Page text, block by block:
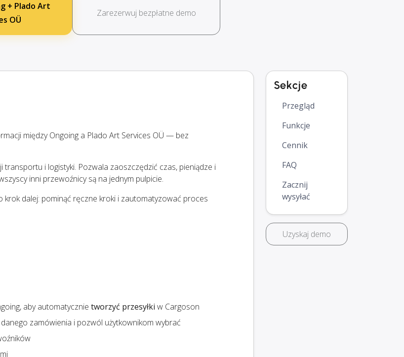
+ Plado Art
OÜ
Zarezerwuj bezpłatne demo
między Ongoing a Plado Art Services OÜ — bez
i logistyki. Pozwala zaoszczędzić czas, pieniądze i
inni przewoźnicy są na jednym pulpicie.
krok dalej: pominąć ręczne kroki i zautomatyzować proces
aby automatycznie tworzyć przesyłki w Cargoson
zamówienia i pozwól użytkownikom wybrać
Sekcje
Przegląd
Funkcje
Cennik
FAQ
Zacznij
wysyłać
Uzyskaj demo